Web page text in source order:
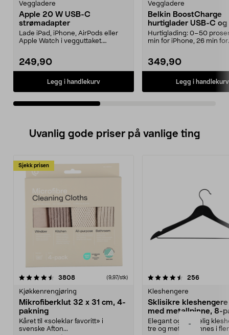
-
Veggladere
Apple 20 W USB-C
strømadapter
Lade iPad, iPhone, AirPods eller
Apple Watch i vegguttaket.
249,90
Legg i handlekurv
Veggladere
Belkin BoostCharge
hurtiglader USB-C og
42 W
Hurtiglading: 0–50
min for iPhone, 26 min for
349,90
Legg i handlekurv
Uvanlig gode priser på vanlige ting
Sjekk prisen
3808anmeldelser(9,97/stk)
Kjøkkenrengjøring
Mikrofiberklut 32 x 31 cm, 4-
pakning
Kåret til «soleklar favoritt» i
svenske Afton...
4.5av 5 stjerner 256
Kleshengere
Sklisikre
med metallpinne, 8-
Elegant og skikkelig
tre og metall – finnes i
4.5av 5 stjerner